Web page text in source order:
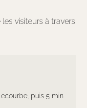
visiteurs à travers
puis 5 min